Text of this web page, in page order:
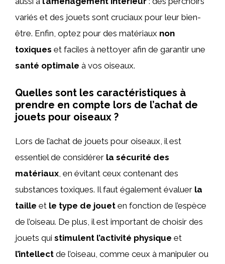
variés et des jouets sont cruciaux pour leur bien-
être. Enfin, optez pour des matériaux non
toxiques et faciles à nettoyer afin de garantir une
santé optimale à vos oiseaux.
Quelles sont les caractéristiques à
prendre en compte lors de l’achat de
jouets pour oiseaux ?
Lors de l’achat de jouets pour oiseaux, il est
essentiel de considérer la sécurité des
matériaux , en évitant ceux contenant des
substances toxiques. Il faut également évaluer la
taille et le type de jouet en fonction de l’espèce
de l’oiseau. De plus, il est important de choisir des
jouets qui stimulent l’activité physique et
l’intellect de l’oiseau, comme ceux à manipuler ou